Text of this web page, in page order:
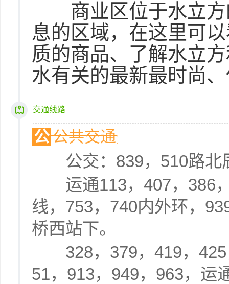
商业区位于水立方
息的区域，在这里可
质的商品、了解水立
水有关的最新最时尚
交通线路
公公共交通
公交：839，510路北
运通113，407，386，
线，753，740内外环，
桥西站下。
328，379，419，425
51，913，949，963，运